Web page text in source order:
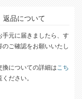
返品について
手元に届きましたら、す
のご確認をお願いいたし
換についての詳細はこち
ください。